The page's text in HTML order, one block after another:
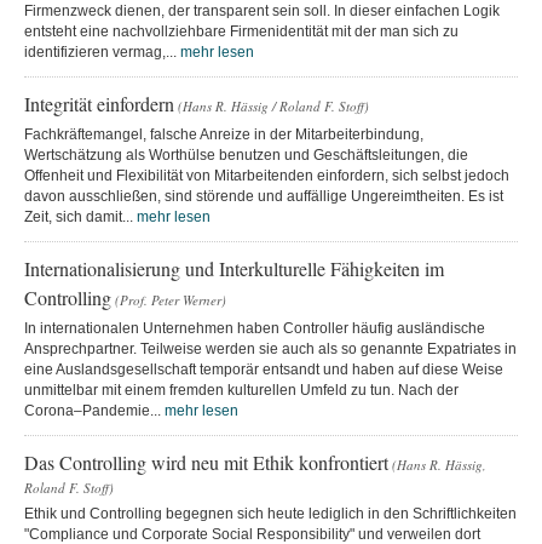
Firmenzweck dienen, der transparent sein soll. In dieser einfachen Logik
entsteht eine nachvollziehbare Firmenidentität mit der man sich zu
identifizieren vermag,... mehr lesen
Integrität einfordern (Hans R. Hässig / Roland F. Stoff)
Fachkräftemangel, falsche Anreize in der Mitarbeiterbindung,
Wertschätzung als Worthülse benutzen und Geschäftsleitungen, die
Offenheit und Flexibilität von Mitarbeitenden einfordern, sich selbst jedoch
davon ausschließen, sind störende und auffällige Ungereimtheiten. Es ist
Zeit, sich damit... mehr lesen
Internationalisierung und Interkulturelle Fähigkeiten im
Controlling (Prof. Peter Werner)
In internationalen Unternehmen haben Controller häufig ausländische
Ansprechpartner. Teilweise werden sie auch als so genannte Expatriates in
eine Auslandsgesellschaft temporär entsandt und haben auf diese Weise
unmittelbar mit einem fremden kulturellen Umfeld zu tun. Nach der
Corona–Pandemie... mehr lesen
Das Controlling wird neu mit Ethik konfrontiert (Hans R. Hässig,
Roland F. Stoff)
Ethik und Controlling begegnen sich heute lediglich in den Schriftlichkeiten
"Compliance und Corporate Social Responsibility" und verweilen dort